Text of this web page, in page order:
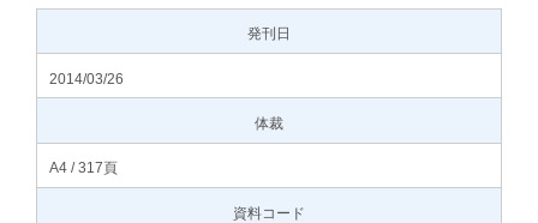
発刊日
2014/03/26
体裁
A4 / 317頁
資料コード